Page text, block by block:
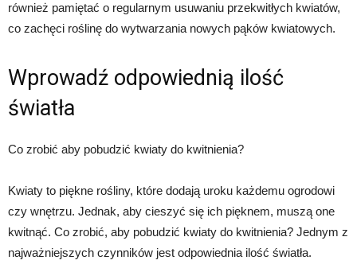
również pamiętać o regularnym usuwaniu przekwitłych kwiatów,
co zachęci roślinę do wytwarzania nowych pąków kwiatowych.
Wprowadź odpowiednią ilość
światła
Co zrobić aby pobudzić kwiaty do kwitnienia?
Kwiaty to piękne rośliny, które dodają uroku każdemu ogrodowi
czy wnętrzu. Jednak, aby cieszyć się ich pięknem, muszą one
kwitnąć. Co zrobić, aby pobudzić kwiaty do kwitnienia? Jednym z
najważniejszych czynników jest odpowiednia ilość światła.